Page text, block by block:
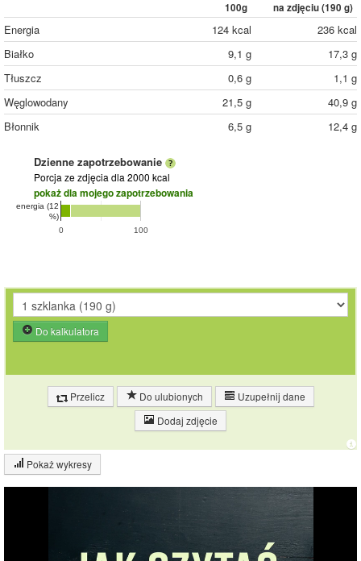
100g na zdjęciu (190 g)
Energia 124 kcal
236 kcal
Białko
9,1 g
17,3 g
Tłuszcz
0,6 g
1,1 g
Węglowodany
21,5 g
40,9 g
Błonnik
6,5 g 12,4 g
Dzienne zapotrzebowanie
Porcja ze zdjęcia dla 2000 kcal
pokaż dla mojego zapotrzebowania
0 100
energia (12
%)
Do kalkulatora
Przelicz Do ulubionych
Uzupełnij dane
Dodaj zdjęcie
Pokaż wykresy
Wykres składu produktu
21.8%